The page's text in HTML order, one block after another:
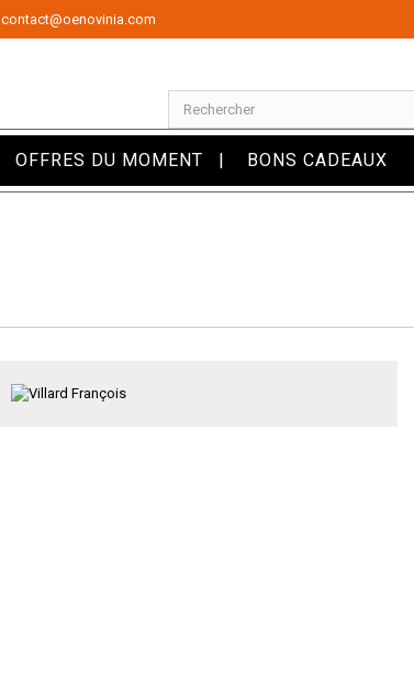
contact@oenovinia.com
OFFRES DU MOMENT BONS CADEAUX